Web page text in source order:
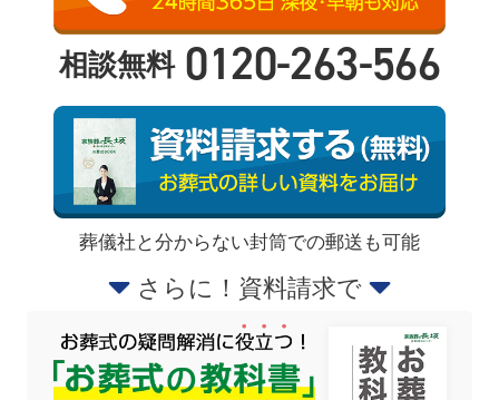
相談無料 0120-263-566
葬儀社と分からない封筒での郵送も可能
さらに！資料請求で